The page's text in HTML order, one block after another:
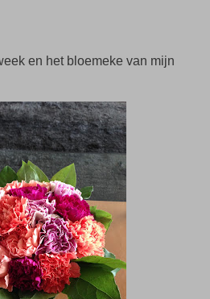
en het bloemeke van mijn